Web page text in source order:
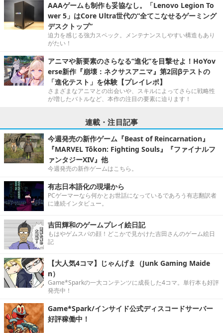
AAAゲームも制作も妥協なし。「Lenovo Legion To
wer 5」はCore Ultra世代の“全てこなせるゲーミング
デスクトップ”
迫力を感じる強力スペック。メンテナンスしやすい構造もあり
がたい！
アニマや新要素のさらなる“進化”を目撃せよ！HoYov
erse新作『崩壊：ネクサスアニマ』第2回βテストの
「進化テスト」を体験【プレイレポ】
さまざまなアニマとの出会いや、スキルによってさらに戦略性
が増したバトルなど、本作の注目の要素に迫ります！
連載・注目記事
今週発売の新作ゲーム『Beast of Reincarnation』
『MARVEL Tōkon: Fighting Souls』『ファイナルフ
ァンタジーXIV』他
今週発売の新作ゲームはこちら。
有志日本語化の現場から
PCゲーマーなら何かとお世話になっているであろう有志翻訳者
に連続インタビュー。
吉田輝和のゲームプレイ絵日記
もはやゲムスパの顔！どこかで見かけた吉田さんのゲーム絵日
記
【大人気4コマ】じゃんげま（Junk Gaming Maide
n）
Game*Sparkの一大コンテンツに成長した4コマ。単行本も好評
発売中！
Game*Spark/インサイド公式ディスコードサーバー
好評稼働中！